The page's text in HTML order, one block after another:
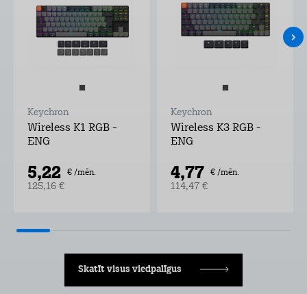
Keychron
Wireless K1 RGB -
ENG
5,22 € /mēn.
125,16 €
Keychron
Wireless K3 RGB -
ENG
4,77 € /mēn.
114,47 €
Skatīt visus viedpalīgus